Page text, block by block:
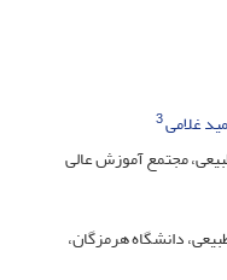
غلامی3
مجتمع آموزش عالی
دانشگاه هرمزگان،